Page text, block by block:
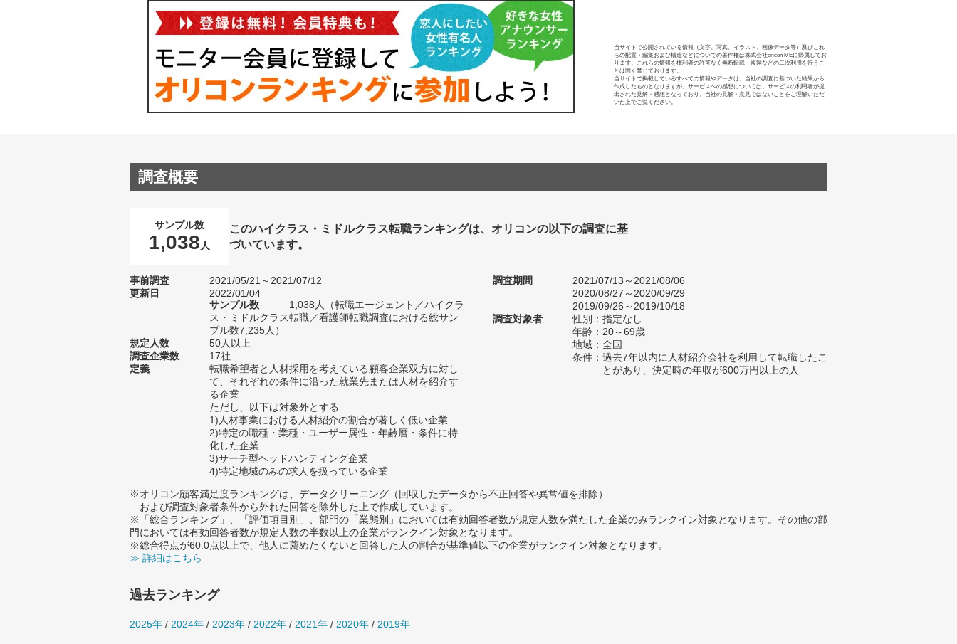
当サイトで公開されている情報（文字、写真、イラスト、画像データ等）及びこれ
らの配置・編集および構造などについての著作権は株式会社oricon MEに帰属してお
ります。これらの情報を権利者の許可なく無断転載・複製などの二次利用を行うこ
とは固く禁じております。
当サイトで掲載しているすべての情報やデータは、当社の調査に基づいた結果から
作成したものとなりますが、サービスへの感想については、サービスの利用者が提
出された見解・感想となっており、当社の見解・意見ではないことをご理解いただ
いた上でご覧ください。
調査概要
サンプル数
1,038 人
このハイクラス・ミドルクラス転職ランキングは、オリコンの以下の調査に基
づいています。
事前調査
2021/05/21～2021/07/12
更新日
2022/01/04
サンプル数
1,038人（転職エージェント／ハイクラ
ス・ミドルクラス転職／看護師転職調査における総サン
プル数7,235人）
規定人数
50人以上
調査企業数
17社
定義
転職希望者と人材採用を考えている顧客企業双方に対し
て、それぞれの条件に沿った就業先または人材を紹介す
る企業
ただし、以下は対象外とする
1)人材事業における人材紹介の割合が著しく低い企業
2)特定の職種・業種・ユーザー属性・年齢層・条件に特
化した企業
3)サーチ型ヘッドハンティング企業
4)特定地域のみの求人を扱っている企業
調査期間
2021/07/13～2021/08/06
2020/08/27～2020/09/29
2019/09/26～2019/10/18
調査対象者
性別：指定なし
年齢：20～69歳
地域：全国
条件：過去7年以内に人材紹介会社を利用して転職したこ
とがあり、決定時の年収が600万円以上の人
※オリコン顧客満足度ランキングは、データクリーニング（回収したデータから不正回答や異常値を排除）
および調査対象者条件から外れた回答を除外した上で作成しています。
※「総合ランキング」、「評価項目別」、部門の「業態別」においては有効回答者数が規定人数を満たした企業のみランクイン対象となります。その他の部
門においては有効回答者数が規定人数の半数以上の企業がランクイン対象となります。
※総合得点が60.0点以上で、他人に薦めたくないと回答した人の割合が基準値以下の企業がランクイン対象となります。
≫ 詳細はこちら
過去ランキング
2025年 / 2024年 / 2023年 / 2022年 / 2021年 / 2020年 / 2019年